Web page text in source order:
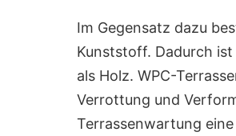
Im Gegensatz dazu
Kunststoff. Dadurch
als Holz. WPC-
Verrottung und
Terrassenwartung